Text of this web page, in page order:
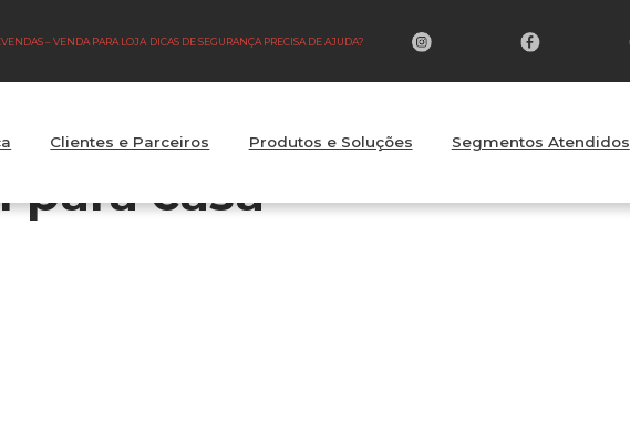
– VENDA PARA LOJA DICAS DE SEGURANÇA PRECISA DE AJUDA?
Clientes e Parceiros Produtos e Soluções Segmentos Atendidos
para casa